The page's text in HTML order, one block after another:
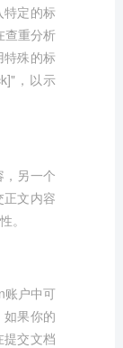
定的标
查重分析
殊的标
，以示
另一个
文内容
。
账户中可
果你的
交文档